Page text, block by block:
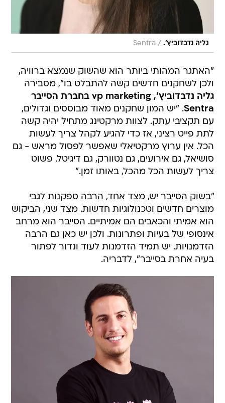
גליה נדבדוביץ'. /
Sentra
"האתגר המהותי ביותר הוא שהשוק שנמצא ברוויה,
ולכן לשחקנים חדשים קשה להתבלט בו", מסבירה
גליה נדבדוביץ', vp marketing בחברת הסייבר
Sentra. "יש המון שחקנים מאוד מבוססים וגדולים,
עם תקציבי עתק. לצוות מרקטינג מתחיל יהיה קשה
לתת פייט רציני, אז כדי להגיע לקהל צריך לעשות
הכל. אין ערוץ מרקטיאלי שאפשר לפסול מראש - גם
סושיאל, גם אירועים, גם נטוורק, גם דיגיטל. פשוט
צריך לעשות הכל מהכל, באותו זמן."
"בשוק הסייבר יש, מצד אחד, הרבה ספקנות לגבי
מוצרים חדשים וטכנולוגיות חדשות. מצד שני, הביקוש
הוא אמיתי והכאבים הם אמיתיים. הסייבר הוא מרחב
אינסופי של בעיות ופתרונות. ולכן יש כאן גם הרבה
הזדמנויות. יש תמיד הזדמנות לעוד ונדור לפתור
בעיה אחרת בסייבר", לדבריה.